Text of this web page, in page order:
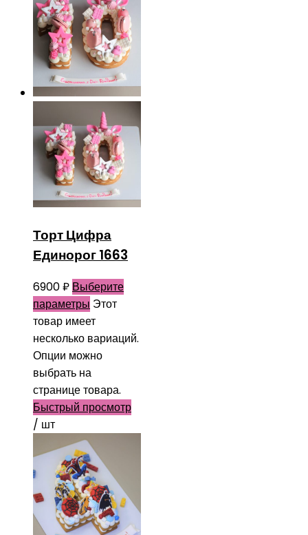
Торт Цифра
Единорог 1663
6900₽ Выберите
параметры Этот
товар имеет
несколько вариаций.
Опции можно
выбрать на
странице товара.
Быстрый просмотр
/ шт